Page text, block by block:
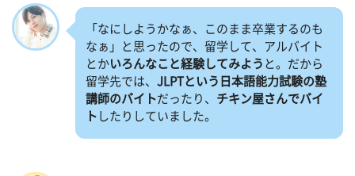
「なにしようかなぁ、このまま卒業するのも
なぁ」と思ったので、留学して、アルバイト
とかいろんなこと経験してみよう と。だから
留学先では、 JLPTという日本語能力試験の塾
講師のバイトだったり、 チキン屋さんでバイ
ト したりしていました。